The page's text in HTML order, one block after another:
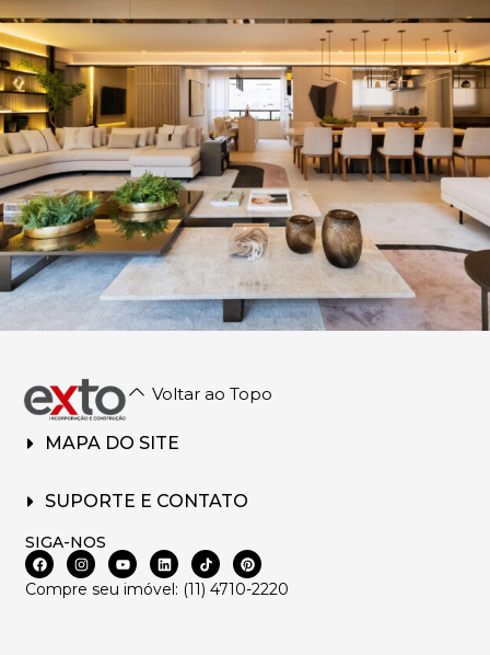
MAPA DO SITE
SUPORTE E CONTATO
SIGA-NOS
Compre seu imóvel: (11) 4710-2220
Voltar ao Topo